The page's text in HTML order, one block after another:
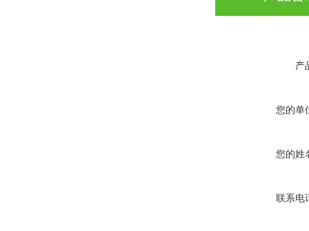
产
您的单
您的姓
联系电